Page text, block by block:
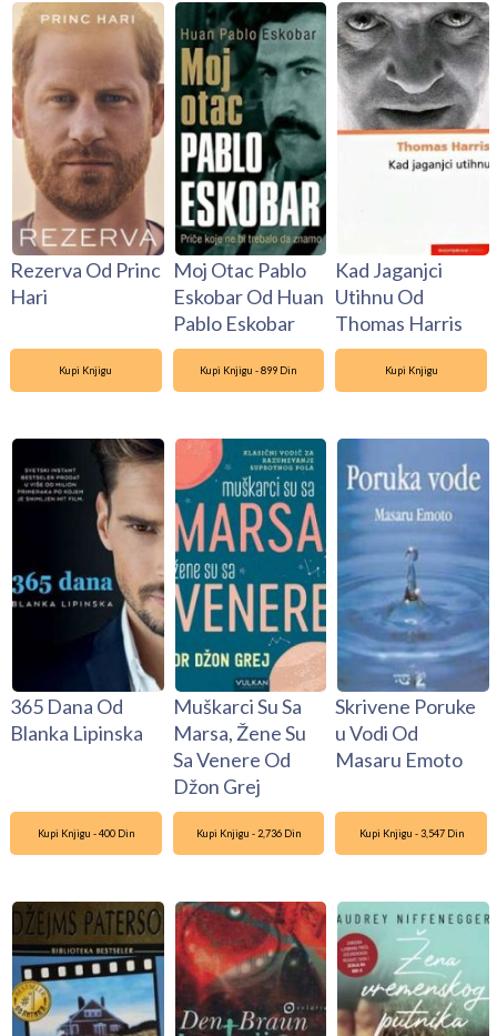
Rezerva Od Princ
Hari
Moj Otac Pablo
Eskobar Od Huan
Pablo Eskobar
Kad Jaganjci
Utihnu Od
Thomas Harris
Kupi Knjigu
365 Dana Od
Blanka Lipinska
Kupi Knjigu - 899 Din
Muškarci Su Sa
Marsa, Žene Su
Sa Venere Od
Džon Grej
Kupi Knjigu
Skrivene Poruke
u Vodi Od
Masaru Emoto
Kupi Knjigu - 400 Din Kupi Knjigu - 2,736 Din Kupi Knjigu - 3,547 Din